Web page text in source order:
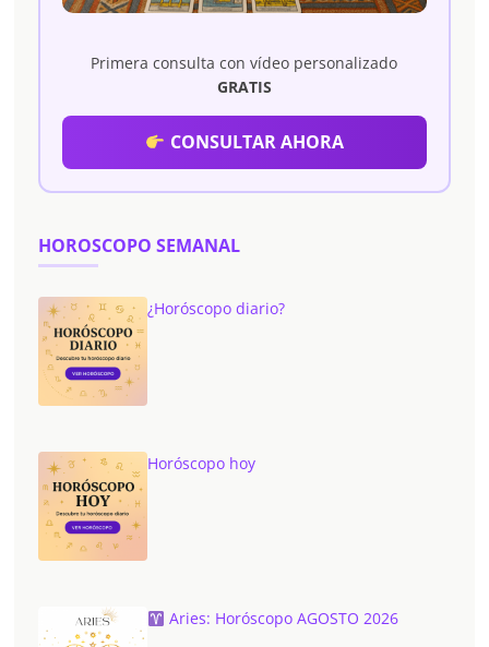
Primera consulta con vídeo personalizado
GRATIS
CONSULTAR AHORA
HOROSCOPO SEMANAL
¿Horóscopo diario?
Horóscopo hoy
Aries: Horóscopo AGOSTO 2026